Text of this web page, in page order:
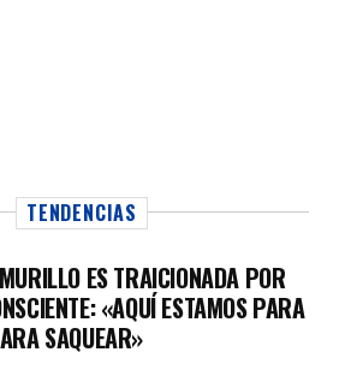
TENDENCIAS
ES TRAICIONADA POR
«AQUÍ ESTAMOS PARA
SAQUEAR»